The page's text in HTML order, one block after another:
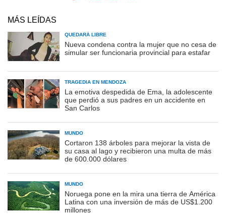
MÁS LEÍDAS
QUEDARÁ LIBRE
Nueva condena contra la mujer que no cesa de
simular ser funcionaria provincial para estafar
TRAGEDIA EN MENDOZA
La emotiva despedida de Ema, la adolescente
que perdió a sus padres en un accidente en
San Carlos
MUNDO
Cortaron 138 árboles para mejorar la vista de
su casa al lago y recibieron una multa de más
de 600.000 dólares
MUNDO
Noruega pone en la mira una tierra de América
Latina con una inversión de más de US$1.200
millones